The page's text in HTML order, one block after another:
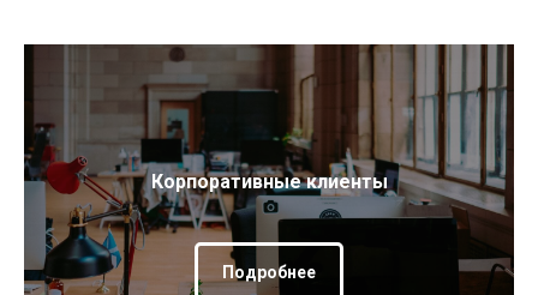
Корпоративные клиенты
Подробнее